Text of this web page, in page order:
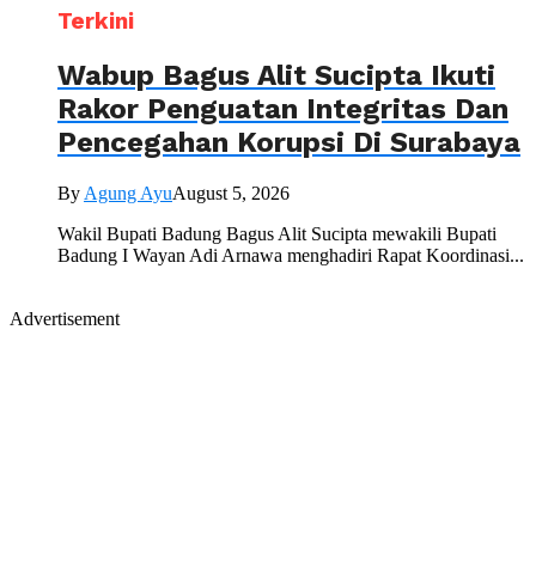
Terkini
Wabup Bagus Alit Sucipta Ikuti
Rakor Penguatan Integritas Dan
Pencegahan Korupsi Di Surabaya
By Agung AyuAugust 5, 2026
Wakil Bupati Badung Bagus Alit Sucipta mewakili Bupati
Badung I Wayan Adi Arnawa menghadiri Rapat Koordinasi...
Advertisement